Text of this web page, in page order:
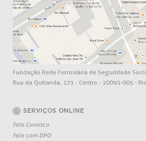
Fundação Rede Ferroviária de Seguridade
Rua da Quitanda, 173 - Centro - 20091-005 -
SERVIÇOS ONLINE
Fale Conosco
Fale com DPO